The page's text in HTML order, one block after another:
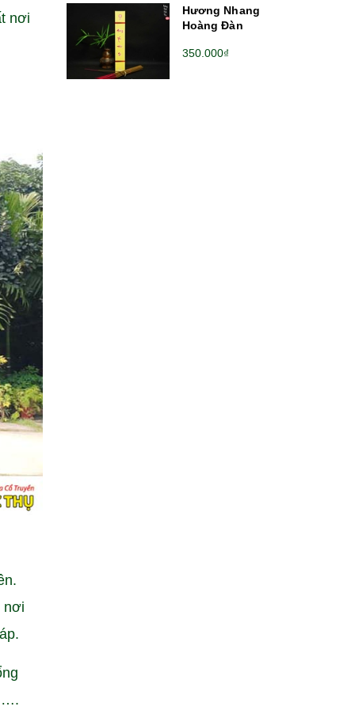
nơi
nơi
Hương Nhang
Hoàng Đàn
350.000₫